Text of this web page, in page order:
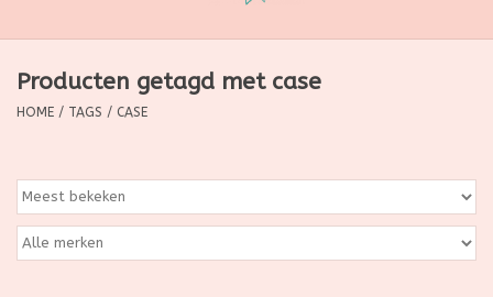
Grimeermateriaal
Huishoudartikelen
Ditjes & Datjes
Producten getagd met case
HOME / TAGS / CASE